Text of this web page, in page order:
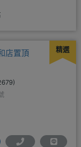
精選
店置頂